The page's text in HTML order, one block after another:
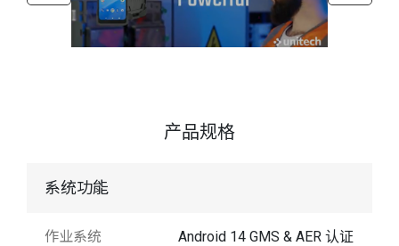
产品规格
系统功能
作业系统 Android 14 GMS & AER 认证